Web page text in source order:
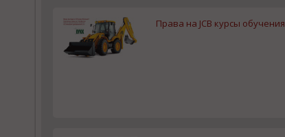
Права на JCB курсы обучения